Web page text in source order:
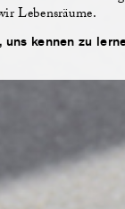
Lebensräume.
kennen zu